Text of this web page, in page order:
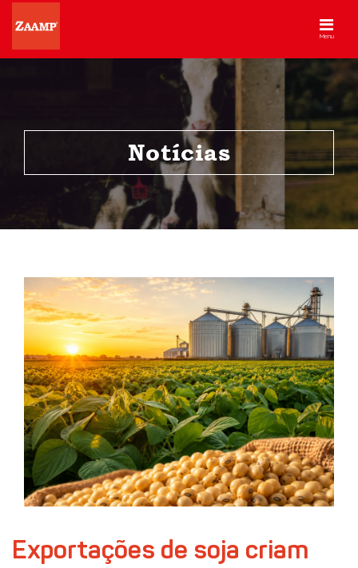
Menu
Notícias
Exportações de soja criam